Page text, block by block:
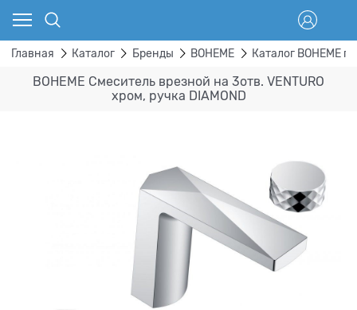
Главная Каталог Бренды BOHEME Каталог BOHEME
BOHEME Смеситель врезной на 3отв. VENTURO
хром, ручка DIAMOND